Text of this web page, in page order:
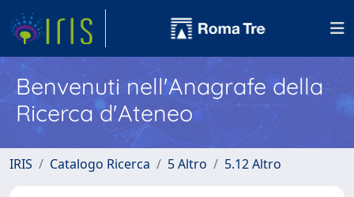
Benvenuti nell'Anagrafe della
Ricerca d'Ateneo
IRIS Catalogo Ricerca 5 Altro 5.12 Altro